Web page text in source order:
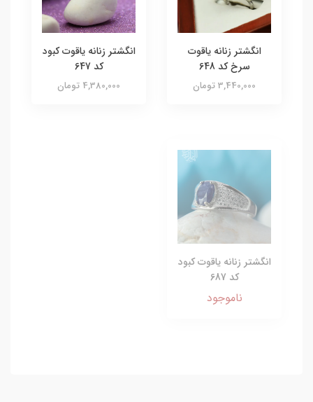
انگشتر زنانه یاقوت
سرخ کد 648
3,440,000 تومان
انگشتر زنانه یاقوت کبود
کد 647
4,380,000 تومان
انگشتر زنانه یاقوت کبود
کد 687
ناموجود